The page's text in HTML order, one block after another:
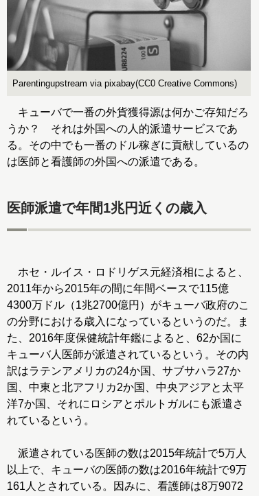
Parentingupstream via pixabay(CC0 Creative Commons)
キューバで一番の外貨獲得源は何かご存知だろ
うか？ それは外国への人的派遣サービスであ
る。その中でも一番のドル稼ぎに貢献しているの
は医師と看護師の外国への派遣である。
医師派遣で年間1兆円近くの歳入
ホセ・ルイス・ロドリゲス元経済相によると、
2011年から2015年の間に年間ベースで115億
4300万ドル（1兆2700億円）がキューバ政府のこ
の分野における歳入になっているというのだ。ま
た、2016年度保健統計年鑑によると、62か国に
キューバ人医師が派遣されているという。その内
訳はラテンアメリカの24か国、サブサハラ27か
国、中東と北アフリカ2か国、中央アジアと太平
洋7か国、それにロシアとポルトガルにも派遣さ
れているという。
派遣されている医師の数は2015年統計で5万人
以上で、キューバの医師の数は2016年統計で9万
161人とされている。因みに、看護師は8万9072